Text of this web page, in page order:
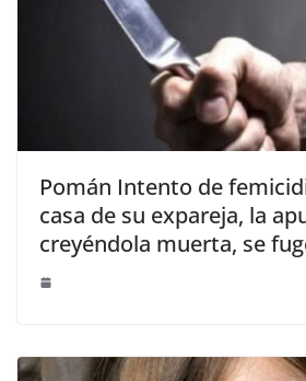
Pomán Intento de
casa de su expareja, la
creyéndola muerta, se